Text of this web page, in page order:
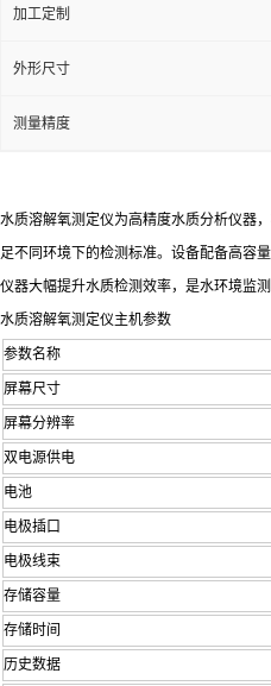
加工定制
外形尺寸
测量精度
水质溶解氧测定仪为高精度水质分析仪器
足不同环境下的检测标准。设备配备高容
仪器大幅提升水质检测效率，是水环境监
水质溶解氧测定仪主机参数
参数名称
屏幕尺寸
屏幕分辨率
双电源供电
电池
电极插口
电极线束
存储容量
存储时间
历史数据